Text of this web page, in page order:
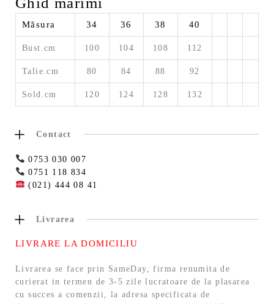
Măsura 34 36 38 40
Bust.cm 100 104 108 112
Talie.cm 80 84 88 92
Sold.cm 120 124 128 132
Contact
0753 030 007
0751 118 834
(021) 444 08 41
Livrarea
LIVRARE LA DOMICILIU
Livrarea se face prin SameDay, firma renumita de
curierat in termen de 3-5 zile lucratoare de la plasarea
cu succes a comenzii, la adresa specificata de